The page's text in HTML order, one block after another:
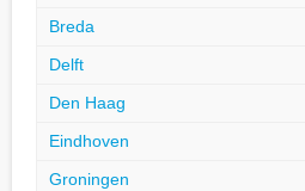
Breda
Delft
Den Haag
Eindhoven
Groningen